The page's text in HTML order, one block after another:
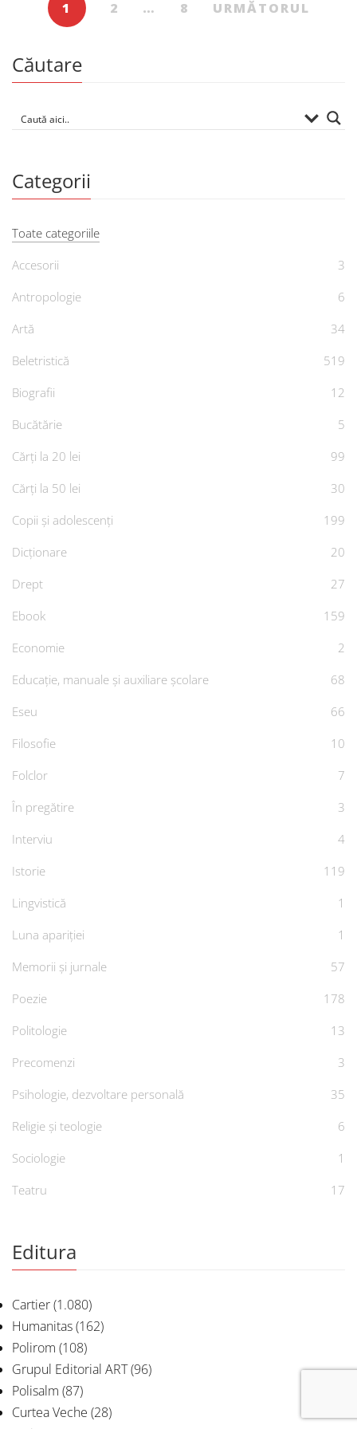
1 2 … 8 URMĂTORUL
Căutare
Categorii
Toate categoriile
Accesorii
3
Antropologie
6
Artă
34
Beletristică
519
Biografii
12
Bucătărie
5
Cărți la 20 lei
99
Cărți la 50 lei
30
Copii și adolescenți
199
Dicționare
20
Drept
27
Ebook
159
Economie
2
Educație, manuale și auxiliare școlare
68
Eseu
66
Filosofie
10
Folclor
7
În pregătire
3
Interviu
4
Istorie
119
Lingvistică
1
Luna apariției
1
Memorii și jurnale
57
Poezie
178
Politologie
13
Precomenzi
3
Psihologie, dezvoltare personală
35
Religie și teologie
6
Sociologie
1
Teatru
17
Editura
Cartier(1.080)
Humanitas(162)
Polirom (108)
Grupul Editorial ART(96)
Polisalm (87)
Curtea Veche (28)